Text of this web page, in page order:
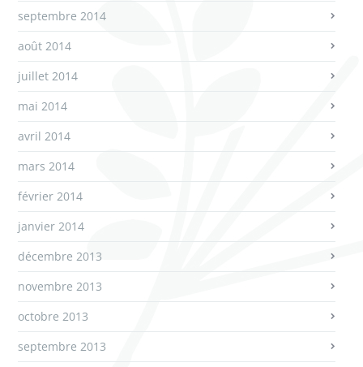
septembre 2014
août 2014
juillet 2014
mai 2014
avril 2014
mars 2014
février 2014
janvier 2014
décembre 2013
novembre 2013
octobre 2013
septembre 2013